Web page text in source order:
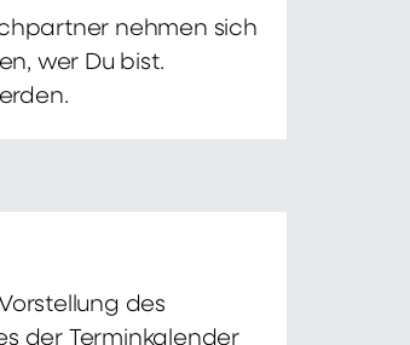
nehmen sich
wer Du bist.
des
der Terminkalender